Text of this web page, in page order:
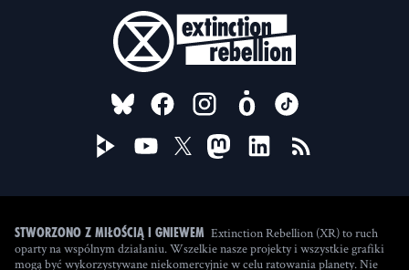
FOLLOW US ON
Stworzono z miłością i gniewem Extinction Rebellion (XR) to ruch
oparty na wspólnym działaniu. Wszelkie nasze projekty i wszystkie grafiki
mogą być wykorzystywane niekomercyjnie w celu ratowania planety. Nie